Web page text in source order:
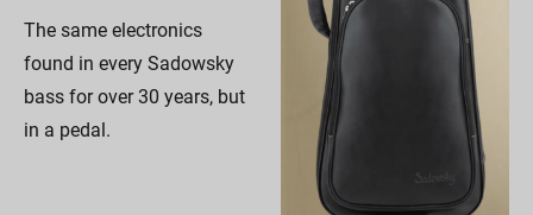
The same electronics
found in every Sadowsky
bass for over 30 years, but
in a pedal.